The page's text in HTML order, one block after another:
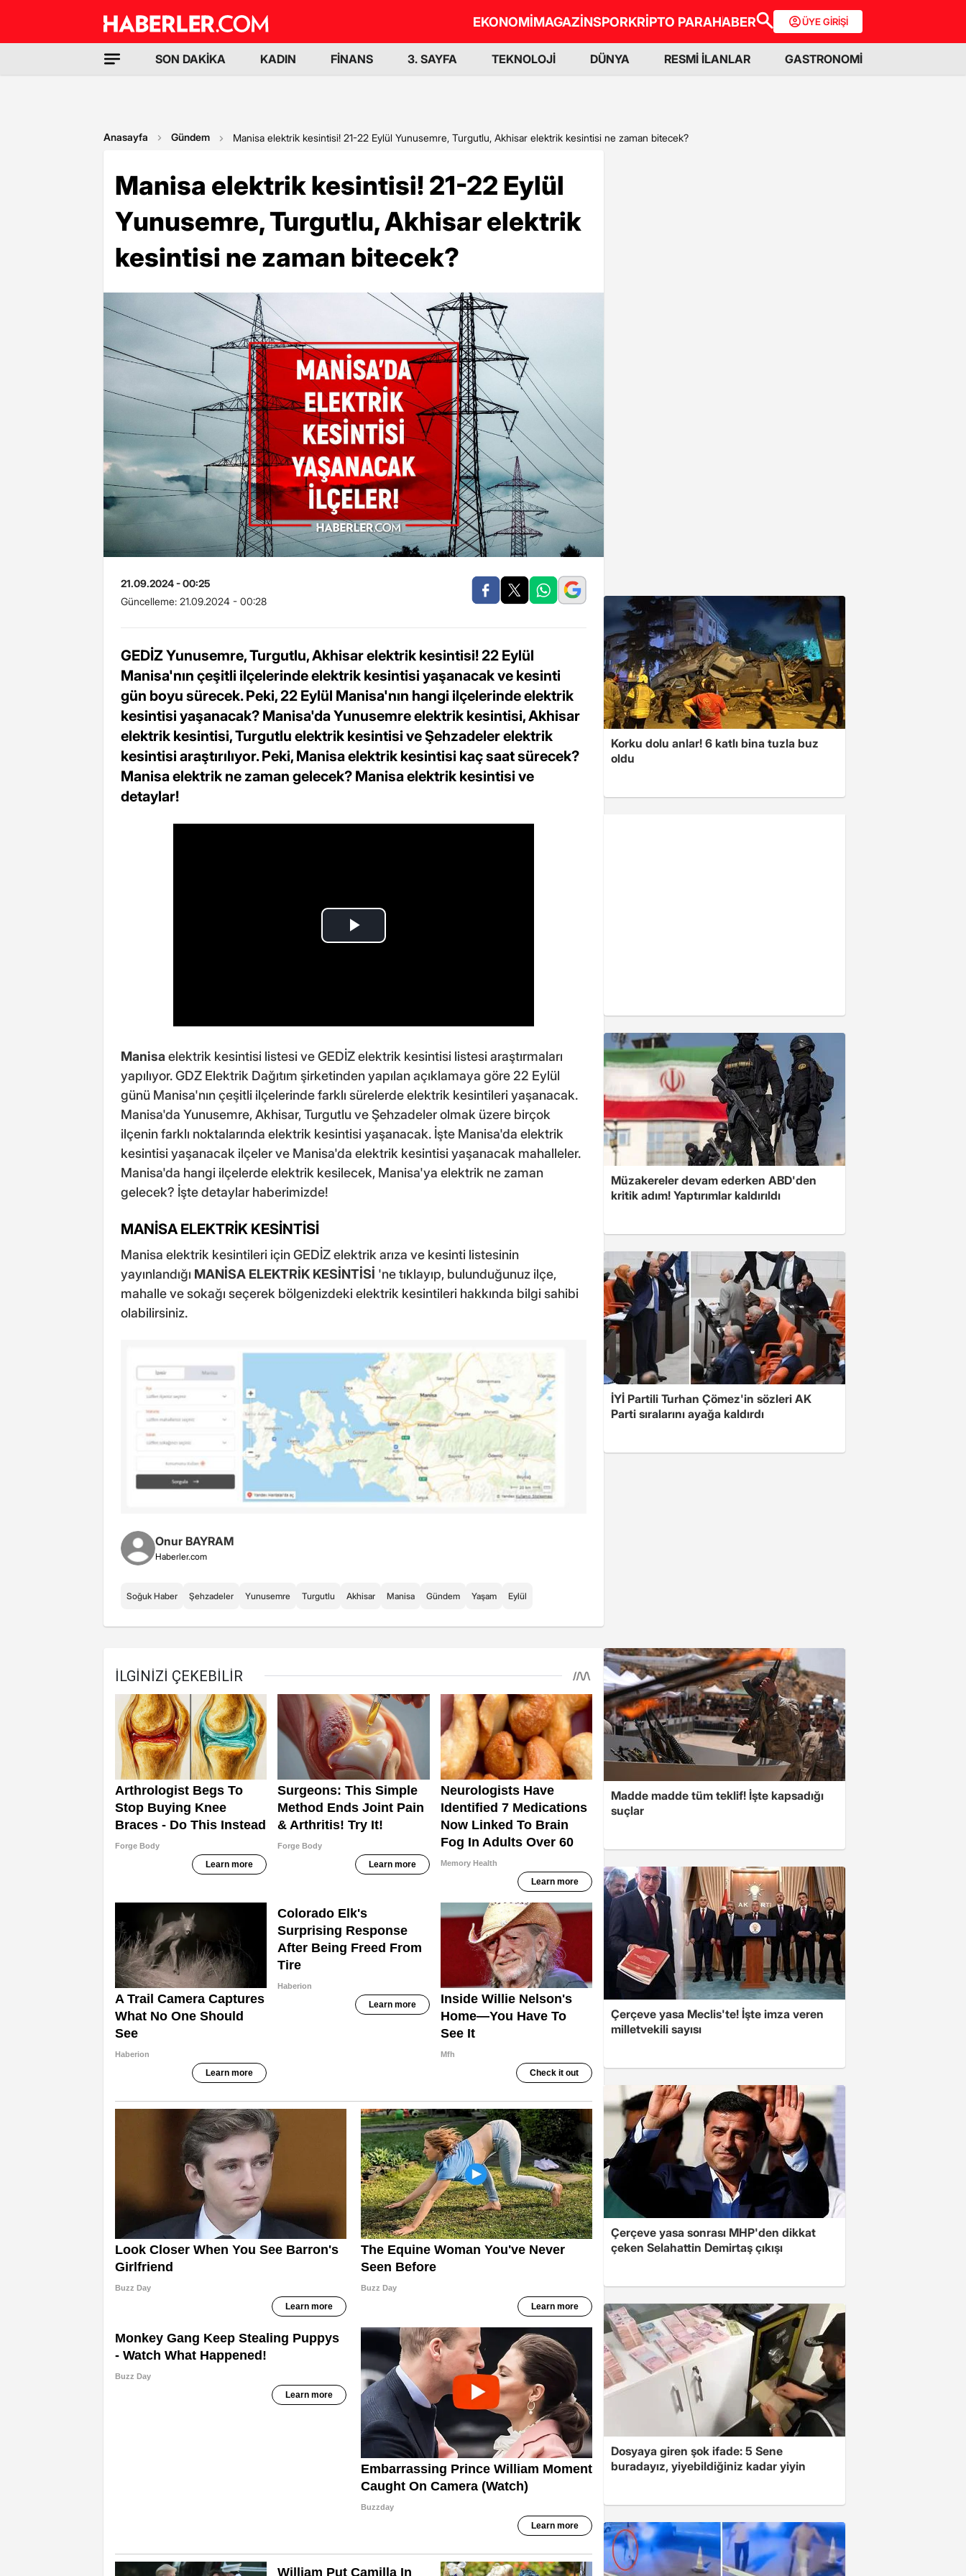
EKONOMİMAGAZİNSPORKRİPTO PARAHABER ÜYE GİRİŞİ
SON DAKİKA KADIN FİNANS 3. SAYFA TEKNOLOJİ DÜNYA RESMİ İLANLAR GASTRONOMİ
Anasayfa Gündem Manisa elektrik kesintisi! 21-22 Eylül Yunusemre, Turgutlu, Akhisar elektrik kesintisi ne zaman bitecek?
Manisa elektrik kesintisi! 21-22 Eylül
Yunusemre, Turgutlu, Akhisar elektrik
kesintisi ne zaman bitecek?
21.09.2024 - 00:25
Güncelleme: 21.09.2024 - 00:28
GEDİZ Yunusemre, Turgutlu, Akhisar elektrik kesintisi! 22 Eylül
Manisa'nın çeşitli ilçelerinde elektrik kesintisi yaşanacak ve kesinti
gün boyu sürecek. Peki, 22 Eylül Manisa'nın hangi ilçelerinde elektrik
kesintisi yaşanacak? Manisa'da Yunusemre elektrik kesintisi, Akhisar
elektrik kesintisi, Turgutlu elektrik kesintisi ve Şehzadeler elektrik
kesintisi araştırılıyor. Peki, Manisa elektrik kesintisi kaç saat sürecek?
Manisa elektrik ne zaman gelecek? Manisa elektrik kesintisi ve
detaylar!
Manisa elektrik kesintisi listesi ve GEDİZ elektrik kesintisi listesi araştırmaları
yapılıyor. GDZ Elektrik Dağıtım şirketinden yapılan açıklamaya göre 22 Eylül
günü Manisa'nın çeşitli ilçelerinde farklı sürelerde elektrik kesintileri yaşanacak.
Manisa'da Yunusemre, Akhisar, Turgutlu ve Şehzadeler olmak üzere birçok
ilçenin farklı noktalarında elektrik kesintisi yaşanacak. İşte Manisa'da elektrik
kesintisi yaşanacak ilçeler ve Manisa'da elektrik kesintisi yaşanacak mahalleler.
Manisa'da hangi ilçelerde elektrik kesilecek, Manisa'ya elektrik ne zaman
gelecek? İşte detaylar haberimizde!
MANİSA ELEKTRİK KESİNTİSİ
Manisa elektrik kesintileri için GEDİZ elektrik arıza ve kesinti listesinin
yayınlandığı MANİSA ELEKTRİK KESİNTİSİ 'ne tıklayıp, bulunduğunuz ilçe,
mahalle ve sokağı seçerek bölgenizdeki elektrik kesintileri hakkında bilgi sahibi
olabilirsiniz.
Onur BAYRAM
Haberler.com
Soğuk Haber Şehzadeler Yunusemre Turgutlu Akhisar Manisa Gündem Yaşam Eylül
Korku dolu anlar! 6 katlı bina tuzla buz
oldu
Müzakereler devam ederken ABD'den
kritik adım! Yaptırımlar kaldırıldı
İYİ Partili Turhan Çömez'in sözleri AK
Parti sıralarını ayağa kaldırdı
Madde madde tüm teklif! İşte kapsadığı
suçlar
Çerçeve yasa Meclis'te! İşte imza veren
milletvekili sayısı
Çerçeve yasa sonrası MHP'den dikkat
çeken Selahattin Demirtaş çıkışı
Dosyaya giren şok ifade: 5 Sene
buradayız, yiyebildiğiniz kadar yiyin